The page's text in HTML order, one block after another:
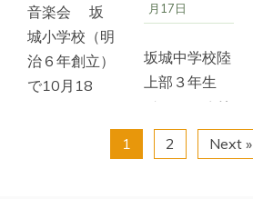
物語,58号,上山田
温泉,戸倉上山田
音楽会 坂
城小学校（明
治６年創立）
で10月18
周年記念音楽
会」が開催さ
月17日
坂城中学校陸
上部３年生
ジュニアオリ
ンピック出場
10月３
1 2 Next »